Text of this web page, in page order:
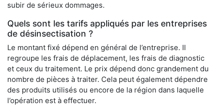
subir de sérieux dommages.
Quels sont les tarifs appliqués par les entreprises
de désinsectisation ?
Le montant fixé dépend en général de l’entreprise. Il
regroupe les frais de déplacement, les frais de diagnostic
et ceux du traitement. Le prix dépend donc grandement du
nombre de pièces à traiter. Cela peut également dépendre
des produits utilisés ou encore de la région dans laquelle
l’opération est à effectuer.